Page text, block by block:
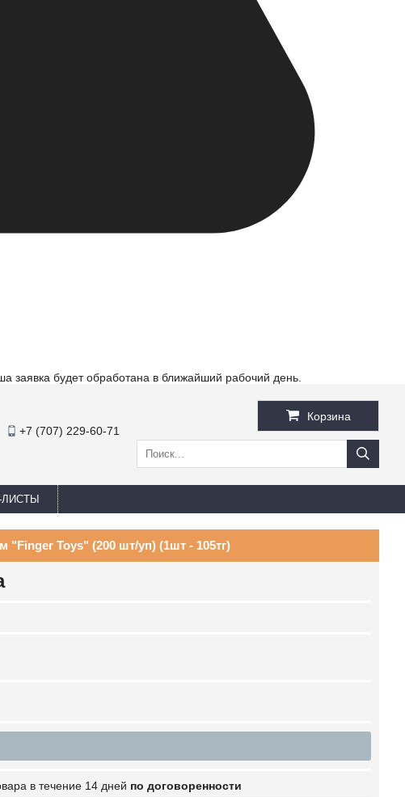
заявка будет обработана в ближайший рабочий день.
+7 (707) 229-60-71
Корзина
Toys" (200 шт/уп) (1шт - 105тг)
в течение 14 дней по договоренности